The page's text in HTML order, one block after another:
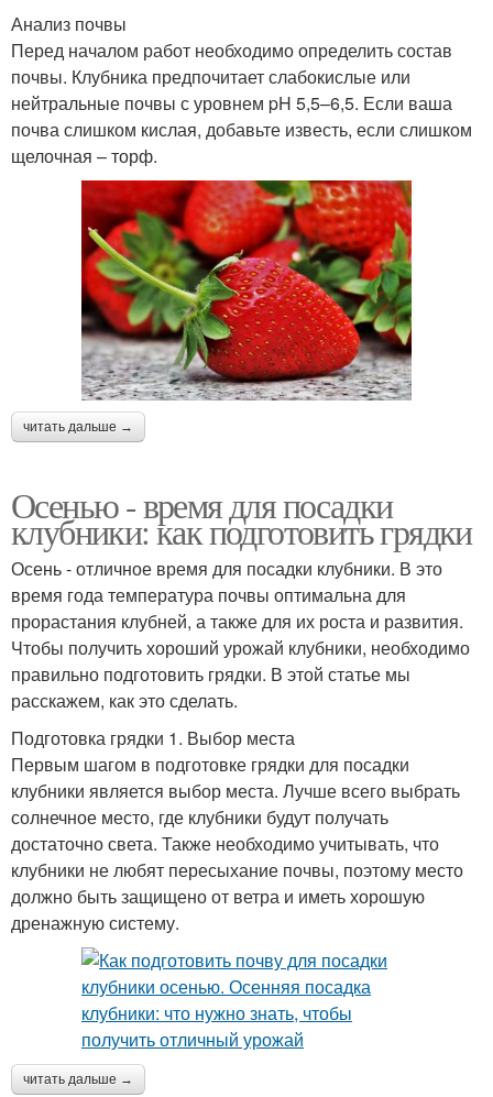
Анализ почвы
Перед началом работ необходимо определить состав
почвы. Клубника предпочитает слабокислые или
нейтральные почвы с уровнем pH 5,5–6,5. Если ваша
почва слишком кислая, добавьте известь, если слишком
щелочная – торф.
читать дальше →
Осенью - время для посадки
клубники: как подготовить грядки
Осень - отличное время для посадки клубники. В это
время года температура почвы оптимальна для
прорастания клубней, а также для их роста и развития.
Чтобы получить хороший урожай клубники, необходимо
правильно подготовить грядки. В этой статье мы
расскажем, как это сделать.
Подготовка грядки 1. Выбор места
Первым шагом в подготовке грядки для посадки
клубники является выбор места. Лучше всего выбрать
солнечное место, где клубники будут получать
достаточно света. Также необходимо учитывать, что
клубники не любят пересыхание почвы, поэтому место
должно быть защищено от ветра и иметь хорошую
дренажную систему.
читать дальше →